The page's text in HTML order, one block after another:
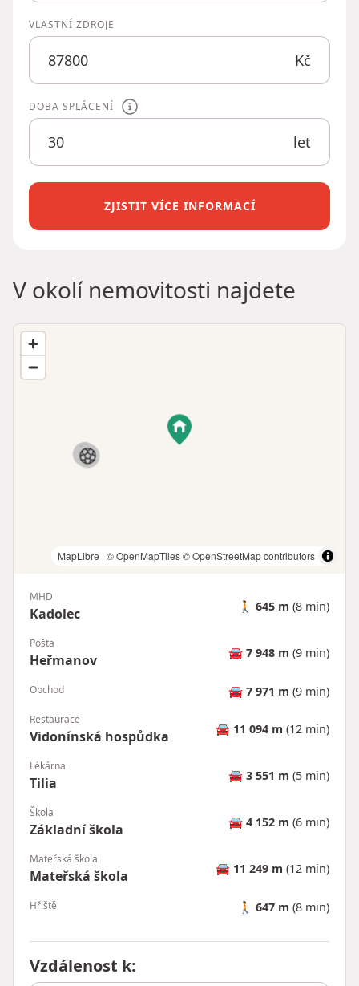
VLASTNÍ ZDROJE
Kč
DOBA SPLÁCENÍ
let
ZJISTIT VÍCE INFORMACÍ
V okolí nemovitosti najdete
MapLibre | © OpenMapTiles© OpenStreetMap contributors
MHD
Kadolec 🚶 645 m (8 min)
Pošta
Heřmanov 🚘 7 948 m (9 min)
Obchod 🚘 7 971 m (9 min)
Restaurace
Vidonínská hospůdka 🚘 11 094 m (12 min)
Lékárna
Tilia 🚘 3 551 m (5 min)
Škola
Základní škola 🚘 4 152 m (6 min)
Mateřská škola
Mateřská škola 🚘 11 249 m (12 min)
Hřiště 🚶 647 m (8 min)
Vzdálenost k: